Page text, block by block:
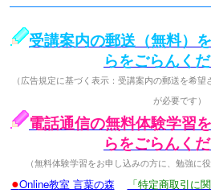
受講案内の郵送（無料）
らをごらんくだ
（広告規定に基づく表示：受講案内の郵送を希
が必要です）
電話通信の無料体験学習
らをごらんくだ
（無料体験学習をお申し込みの方に、勉強に
●Online教室 言葉の森
「特定商取引に